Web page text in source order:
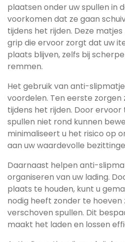
plaatsen onder uw spullen in
voorkomen dat ze gaan
tijdens het rijden. Deze
grip die ervoor zorgt dat uw
plaats blijven, zelfs bij
remmen.
Het gebruik van anti-
voordelen. Ten eerste zorgen
tijdens het rijden. Door
spullen niet rond kunnen
minimaliseert u het risico op
aan uw waardevolle
Daarnaast helpen anti-
organiseren van uw lading.
plaats te houden, kunt u
nodig heeft zonder te hoeven
verschoven spullen. Dit
maakt het laden en lossen